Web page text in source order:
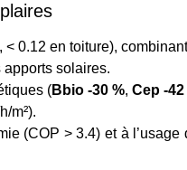
0.12 en toiture),
solaires.
(Bbio -30 %, Cep -42
m²).
(COP > 3.4) et à